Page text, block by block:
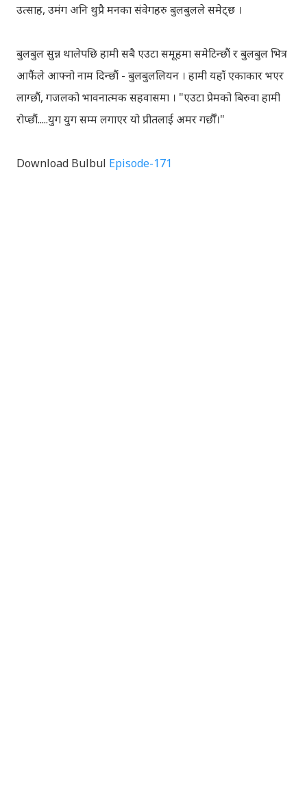
उत्साह, उमंग अनि थुप्रै मनका संवेगहरु बुलबुलले समेट्‍छ ।
बुलबुल सुन्न थालेपछि हामी सबै एउटा समूहमा समेटिन्छौं र बुलबुल भित्र
आफैंले आफ्‍नो नाम दिन्छौं - बुलबुललियन । हामी यहाँ एकाकार भएर
लाग्छौं, गजलको भावनात्मक सहवासमा । "एउटा प्रेमको बिरुवा हामी
रोप्छौं.....युग युग सम्म लगाएर यो प्रीतलाई अमर गर्छौँ।"
Download Bulbul Episode-171